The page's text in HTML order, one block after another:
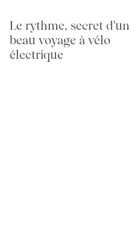
Le rythme, secret d'un
beau voyage à vélo
électrique
à vélo électrique :
sur deux roues